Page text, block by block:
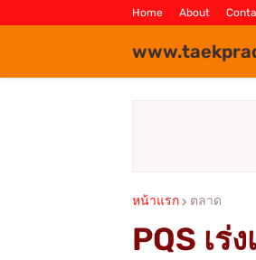
Home About
หน้าแรก ตลาด
PQS เ